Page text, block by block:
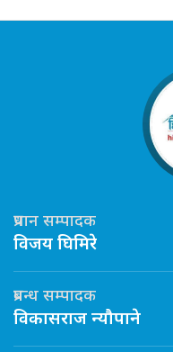
प्रधान सम्पादक
विजय घिमिरे
प्रबन्ध सम्पादक
विकासराज न्यौपाने